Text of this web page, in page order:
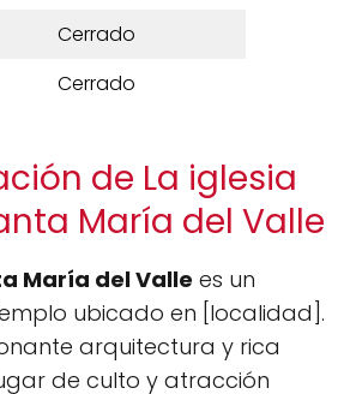
Cerrado
Cerrado
de La iglesia
María del Valle
María del Valle es un
ubicado en [localidad].
arquitectura y rica
de culto y atracción